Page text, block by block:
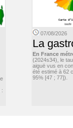
:
07/08/2026
La
En France
(2024s34), le
aiguë vus en
été estimé à 62
95% [47 ; 77]).